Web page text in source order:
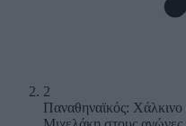
2
Παναθηναϊκός: